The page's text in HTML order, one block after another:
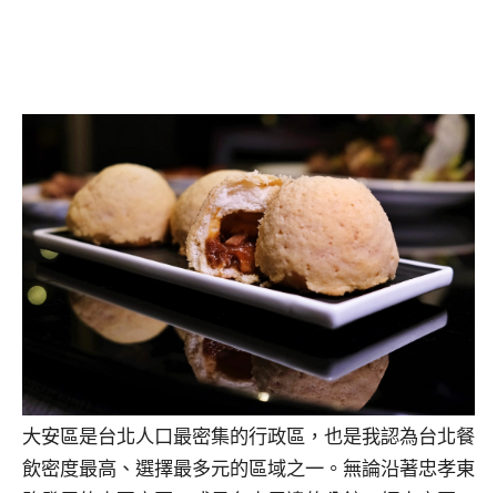
大安區是台北人口最密集的行政區，也是我認為台北餐
飲密度最高、選擇最多元的區域之一。無論沿著忠孝東